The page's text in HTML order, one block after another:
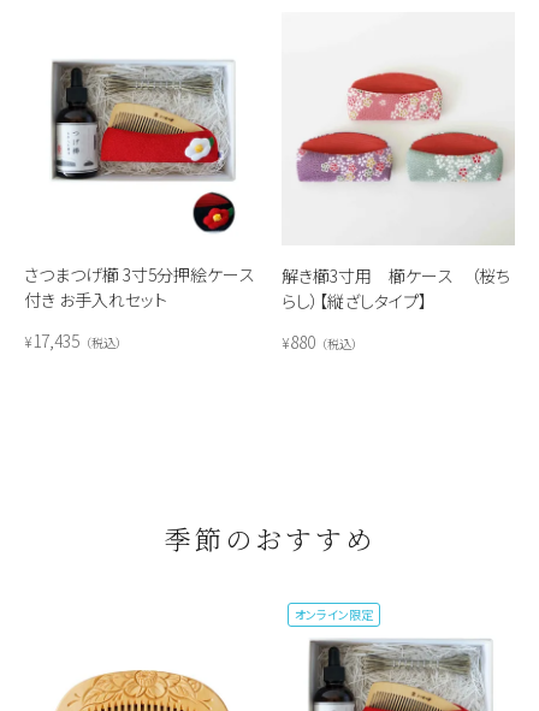
さつまつげ櫛 3寸5分押絵ケース
付き お手入れセット
¥17,435 税込
解き櫛3寸用 櫛ケース （桜ち
らし）【縦ざしタイプ】
¥880 税込
季節のおすすめ
オンライン限定